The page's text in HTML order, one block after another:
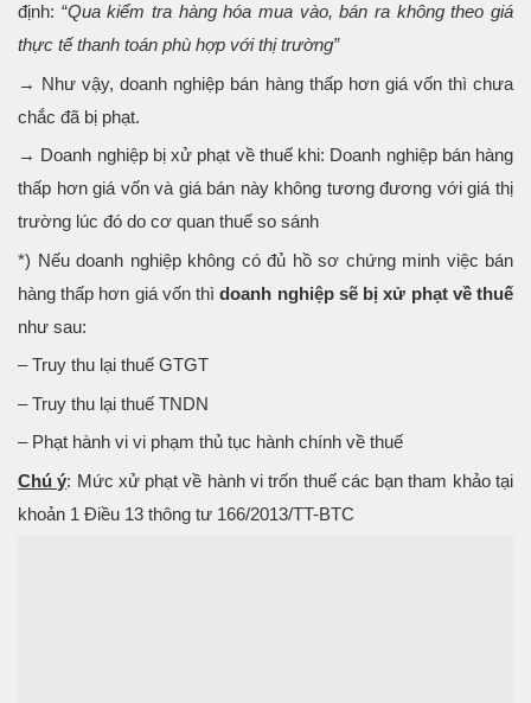
định: “Qua kiểm tra hàng hóa mua vào, bán ra không theo giá
thực tế thanh toán phù hợp với thị trường”
→ Như vậy, doanh nghiệp bán hàng thấp hơn giá vốn thì chưa
chắc đã bị phạt.
→ Doanh nghiệp bị xử phạt về thuế khi: Doanh nghiệp bán hàng
thấp hơn giá vốn và giá bán này không tương đương với giá thị
trường lúc đó do cơ quan thuế so sánh
*) Nếu doanh nghiệp không có đủ hồ sơ chứng minh việc bán
hàng thấp hơn giá vốn thìdoanh nghiệp sẽ bị xử phạt về thuế
như sau:
– Truy thu lại thuế GTGT
– Truy thu lại thuế TNDN
– Phạt hành vi vi phạm thủ tục hành chính về thuế
Chú ý: Mức xử phạt về hành vi trốn thuế các bạn tham khảo tại
khoản 1 Điều 13 thông tư 166/2013/TT-BTC